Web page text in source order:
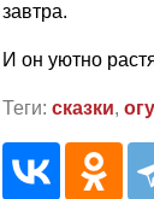
завтра.
И он уютно
Теги: сказки,